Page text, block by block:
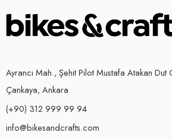
Ayrancı Mah., Şehit Pilot Mustafa Atakan
Çankaya, Ankara
(+90) 312 999 99 94
info@bikesandcrafts.com